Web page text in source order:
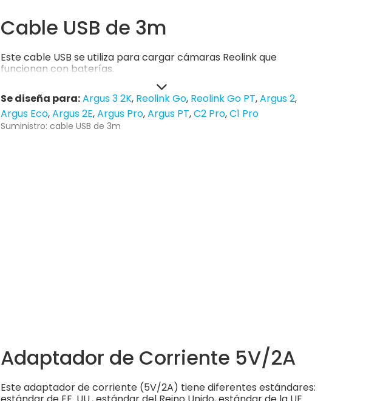
Cable USB de 3m
Este cable USB se utiliza para cargar cámaras Reolink que
funcionan con baterías.
Se diseña para:Argus 3 2K Reolink Go Reolink Go PT Argus 2
Argus Eco Argus 2E Argus Pro Argus PT C2 Pro C1 Pro
Suministro: cable USB de 3m
Adaptador de Corriente 5V/2A
Este adaptador de corriente (5V/2A) tiene diferentes estándares: